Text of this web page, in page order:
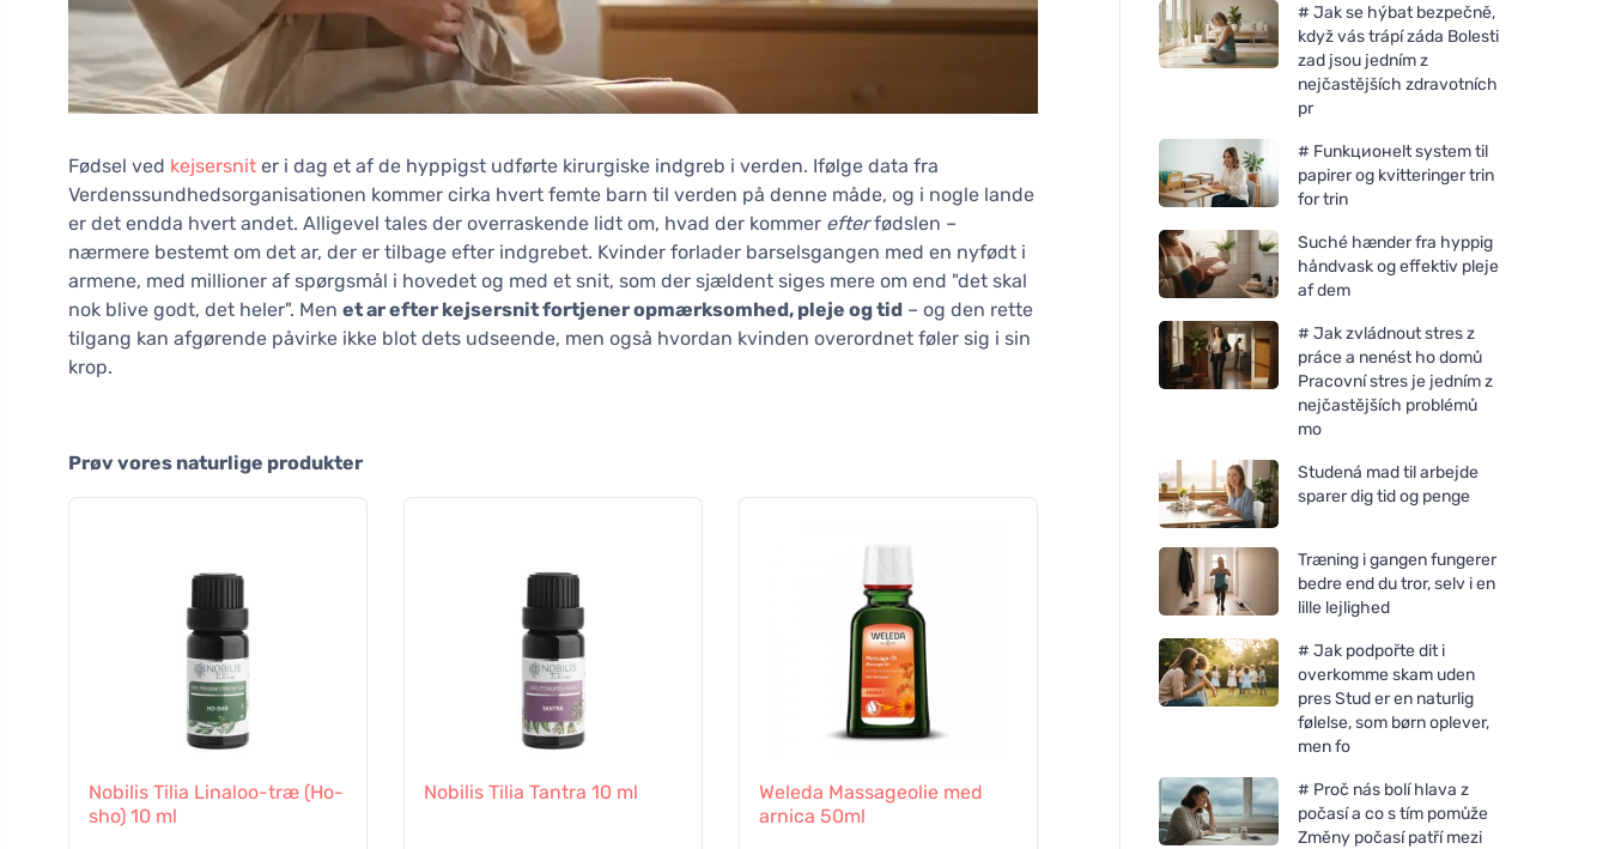
Fødsel ved kejsersnit er i dag et af de hyppigst udførte kirurgiske indgreb i verden. Ifølge data fra
Verdenssundhedsorganisationen kommer cirka hvert femte barn til verden på denne måde, og i nogle lande
er det endda hvert andet. Alligevel tales der overraskende lidt om, hvad der kommer efterfødslen –
nærmere bestemt om det ar, der er tilbage efter indgrebet. Kvinder forlader barselsgangen med en nyfødt i
armene, med millioner af spørgsmål i hovedet og med et snit, som der sjældent siges mere om end "det skal
nok blive godt, det heler". Men et ar efter kejsersnit fortjener opmærksomhed, pleje og tid – og den rette
tilgang kan afgørende påvirke ikke blot dets udseende, men også hvordan kvinden overordnet føler sig i sin
krop.
Prøv vores naturlige produkter
Nobilis Tilia Linaloo-træ (Ho-
sho) 10 ml
Nobilis Tilia Tantra 10 ml
Weleda Massageolie med
arnica 50ml
Weleda Lavendel
beroligende olie 100ml
Nobilis Tilia
100ml
# Jak se hýbat bezpečně,
když vás trápí záda Bolesti
zad jsou jedním z
nejčastějších zdravotních
pr
# Funkционelt system til
papirer og kvitteringer trin
for trin
Suché hænder fra hyppig
håndvask og effektiv pleje
af dem
# Jak zvládnout stres z
práce a nenést ho domů
Pracovní stres je jedním z
nejčastějších problémů
mo
Studená mad til arbejde
sparer dig tid og penge
Træning i gangen fungerer
bedre end du tror, selv i en
lille lejlighed
# Jak podpořte dit i
overkomme skam uden
pres Stud er en naturlig
følelse, som børn oplever,
men fo
# Proč nás bolí hlava z
počasí a co s tím pomůže
Změny počasí patří mezi